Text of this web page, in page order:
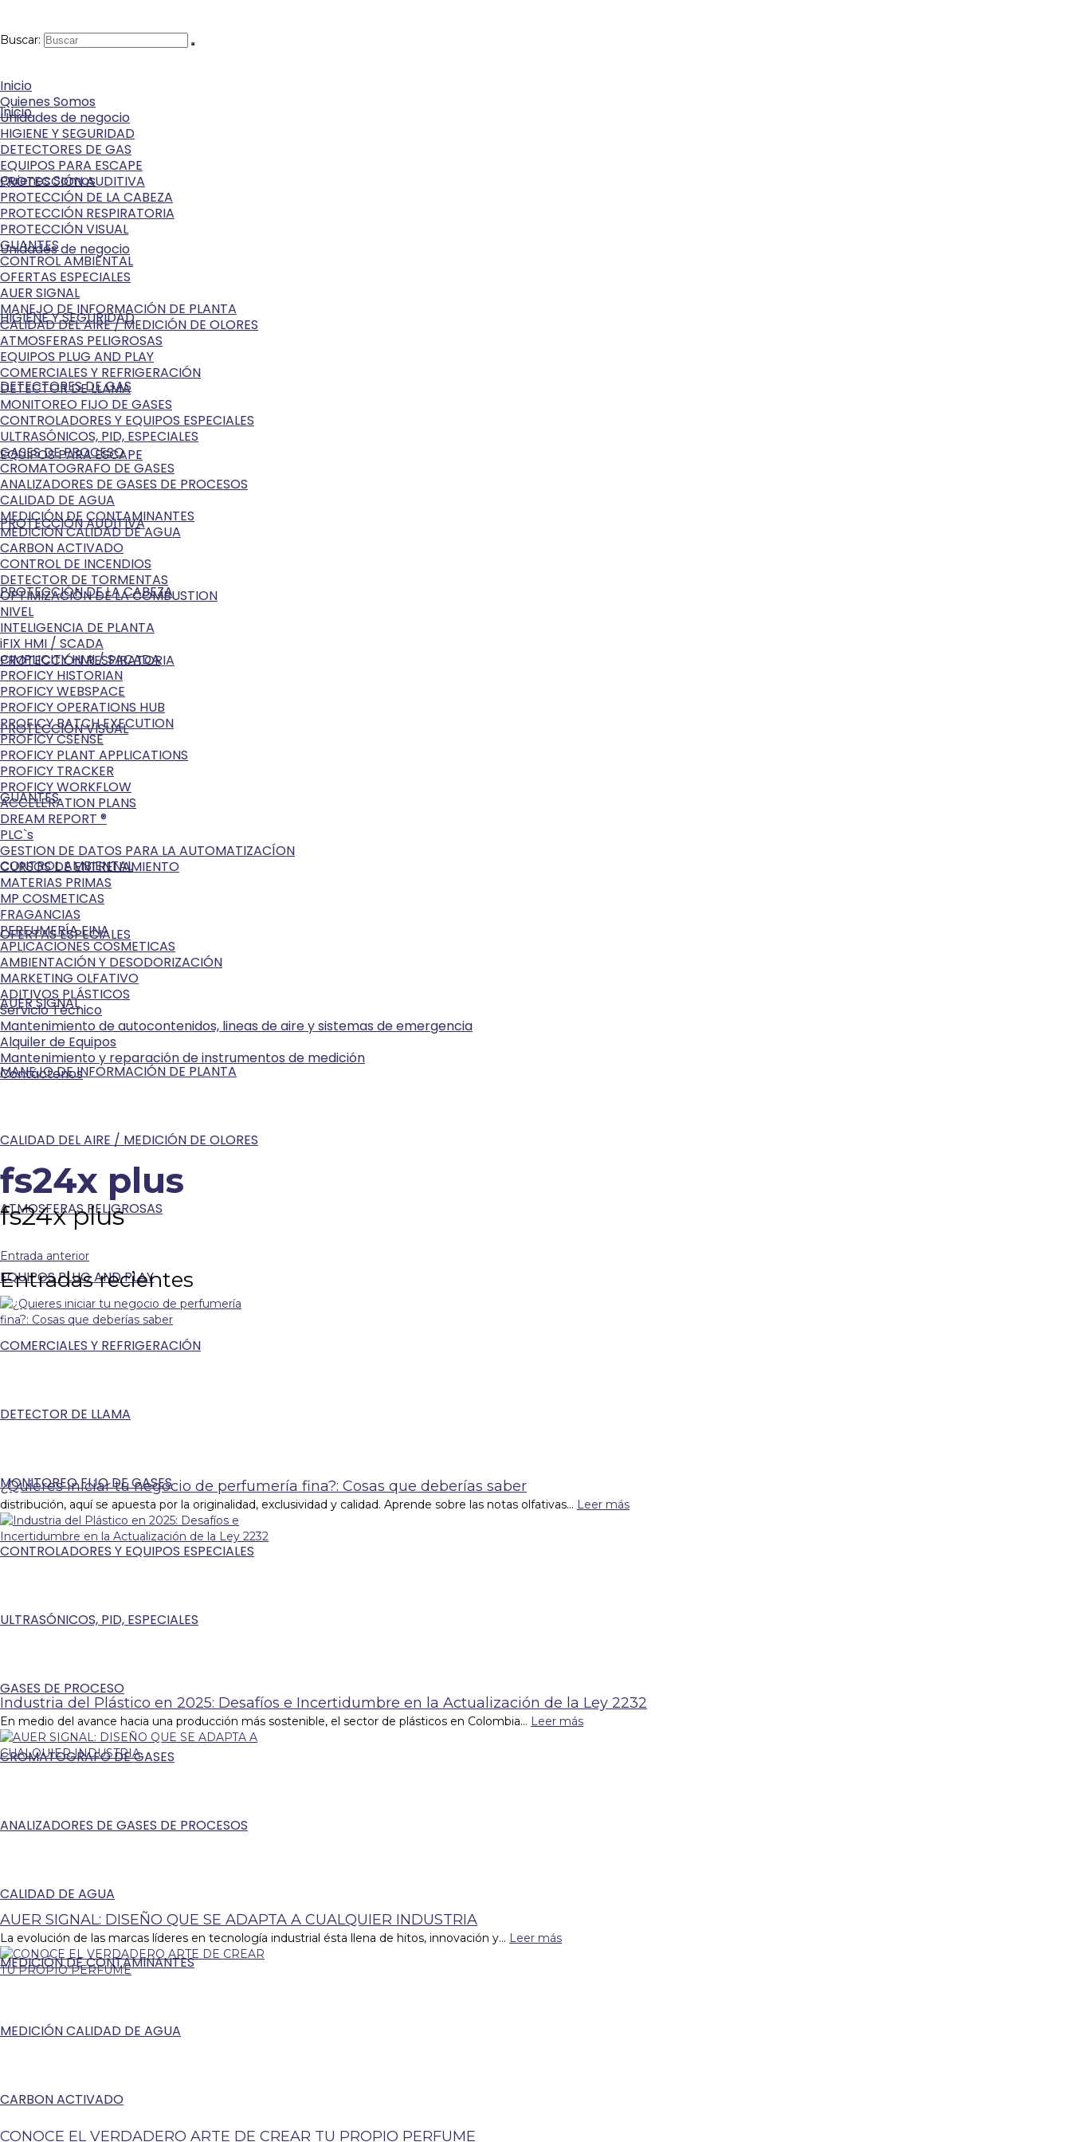
Buscar:
Inicio
Quienes Somos
Unidades de negocio
HIGIENE Y SEGURIDAD
DETECTORES DE GAS
EQUIPOS PARA ESCAPE
PROTECCIÓN AUDITIVA
PROTECCIÓN DE LA CABEZA
PROTECCIÓN RESPIRATORIA
PROTECCIÓN VISUAL
GUANTES
CONTROL AMBIENTAL
OFERTAS ESPECIALES
AUER SIGNAL
MANEJO DE INFORMACIÓN DE PLANTA
CALIDAD DEL AIRE / MEDICIÓN DE OLORES
ATMOSFERAS PELIGROSAS
EQUIPOS PLUG AND PLAY
COMERCIALES Y REFRIGERACIÓN
DETECTOR DE LLAMA
MONITOREO FIJO DE GASES
CONTROLADORES Y EQUIPOS ESPECIALES
ULTRASÓNICOS, PID, ESPECIALES
GASES DE PROCESO
CROMATOGRAFO DE GASES
ANALIZADORES DE GASES DE PROCESOS
CALIDAD DE AGUA
MEDICIÓN DE CONTAMINANTES
MEDICIÓN CALIDAD DE AGUA
CARBON ACTIVADO
Inicio
Quienes Somos
Unidades de negocio
HIGIENE Y SEGURIDAD
DETECTORES DE GAS
EQUIPOS PARA ESCAPE
PROTECCIÓN AUDITIVA
PROTECCIÓN DE LA CABEZA
PROTECCIÓN RESPIRATORIA
PROTECCIÓN VISUAL
GUANTES
CONTROL AMBIENTAL
OFERTAS ESPECIALES
AUER SIGNAL
MANEJO DE INFORMACIÓN DE PLANTA
CALIDAD DEL AIRE / MEDICIÓN DE OLORES
ATMOSFERAS PELIGROSAS
EQUIPOS PLUG AND PLAY
COMERCIALES Y REFRIGERACIÓN
DETECTOR DE LLAMA
MONITOREO FIJO DE GASES
CONTROLADORES Y EQUIPOS ESPECIALES
ULTRASÓNICOS, PID, ESPECIALES
GASES DE PROCESO
CROMATOGRAFO DE GASES
ANALIZADORES DE GASES DE PROCESOS
CALIDAD DE AGUA
MEDICIÓN DE CONTAMINANTES
MEDICIÓN CALIDAD DE AGUA
CARBON ACTIVADO
CONTROL DE INCENDIOS
DETECTOR DE TORMENTAS
OPTIMIZACIÓN DE LA COMBUSTION
NIVEL
INTELIGENCIA DE PLANTA
iFIX HMI / SCADA
CIMPLICITY HMI / SACADA
PROFICY HISTORIAN
PROFICY WEBSPACE
PROFICY OPERATIONS HUB
PROFICY BATCH EXECUTION
PROFICY CSENSE
PROFICY PLANT APPLICATIONS
PROFICY TRACKER
PROFICY WORKFLOW
ACCELERATION PLANS
DREAM REPORT ®
PLC`s
GESTION DE DATOS PARA LA AUTOMATIZACÍON
CURSOS DE ENTRENAMIENTO
MATERIAS PRIMAS
MP COSMETICAS
FRAGANCIAS
PERFUMERÍA FINA
APLICACIONES COSMETICAS
AMBIENTACIÓN Y DESODORIZACIÓN
MARKETING OLFATIVO
ADITIVOS PLÁSTICOS
Servicio Técnico
Mantenimiento de autocontenidos, lineas de aire y sistemas de emergencia
Alquiler de Equipos
Mantenimiento y reparación de instrumentos de medición
Contáctenos
fs24x plus
fs24x plus
Entrada anterior
Entradas recientes
¿Quieres iniciar tu negocio de perfumería fina?: Cosas que deberías saber
distribución, aquí se apuesta por la originalidad, exclusividad y calidad. Aprende sobre las notas olfativas... Leer más
Industria del Plástico en 2025: Desafíos e Incertidumbre en la Actualización de la Ley 2232
En medio del avance hacia una producción más sostenible, el sector de plásticos en Colombia... Leer más
AUER SIGNAL: DISEÑO QUE SE ADAPTA A CUALQUIER INDUSTRIA
La evolución de las marcas líderes en tecnología industrial ésta llena de hitos, innovación y... Leer más
CONOCE EL VERDADERO ARTE DE CREAR TU PROPIO PERFUME